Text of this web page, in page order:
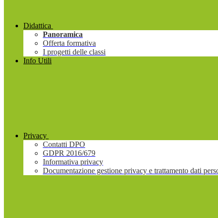
Didattica
Panoramica
Offerta formativa
I progetti delle classi
Info Utili
Privacy
Contatti DPO
GDPR 2016/679
Informativa privacy
Documentazione gestione privacy e trattamento dati